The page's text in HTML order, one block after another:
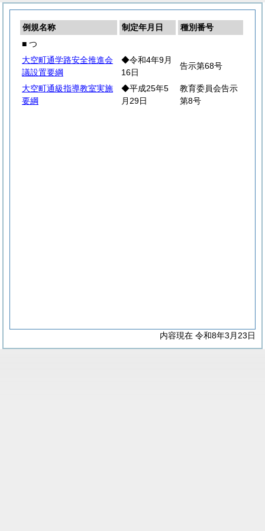
例規名称 制定年月日
種別番号
■ つ
大空町通学路安全推進会
議設置要綱
◆令和4年9月
16日
告示第68号
大空町通級指導教室実施
要綱
◆平成25年5
月29日
教育委員会告示
第8号
内容現在 令和8年3月23日